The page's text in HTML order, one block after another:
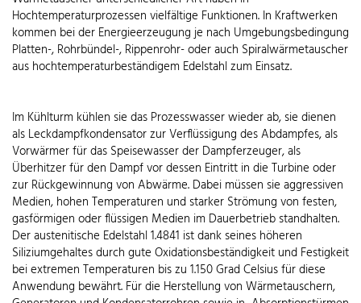
Hochtemperaturprozessen vielfältige Funktionen. In Kraftwerken
kommen bei der Energieerzeugung je nach Umgebungsbedingung
Platten-, Rohrbündel-, Rippenrohr- oder auch Spiralwärmetauscher
aus hochtemperaturbeständigem Edelstahl zum Einsatz.
Im Kühlturm kühlen sie das Prozesswasser wieder ab, sie dienen
als Leckdampfkondensator zur Verflüssigung des Abdampfes, als
Vorwärmer für das Speisewasser der Dampferzeuger, als
Überhitzer für den Dampf vor dessen Eintritt in die Turbine oder
zur Rückgewinnung von Abwärme. Dabei müssen sie aggressiven
Medien, hohen Temperaturen und starker Strömung von festen,
gasförmigen oder flüssigen Medien im Dauerbetrieb standhalten.
Der austenitische Edelstahl 1.4841 ist dank seines höheren
Siliziumgehaltes durch gute Oxidationsbeständigkeit und Festigkeit
bei extremen Temperaturen bis zu 1.150 Grad Celsius für diese
Anwendung bewährt. Für die Herstellung von Wärmetauschern,